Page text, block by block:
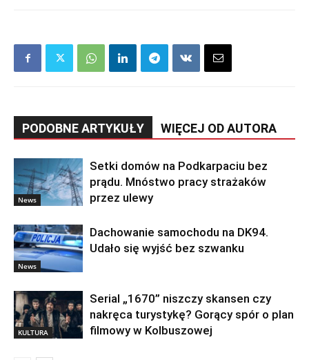
PODOBNE ARTYKUŁY WIĘCEJ OD AUTORA
News
Setki domów na Podkarpaciu bez
prądu. Mnóstwo pracy strażaków
przez ulewy
News
Dachowanie samochodu na DK94.
Udało się wyjść bez szwanku
KULTURA
Serial „1670” niszczy skansen czy
nakręca turystykę? Gorący spór o plan
filmowy w Kolbuszowej